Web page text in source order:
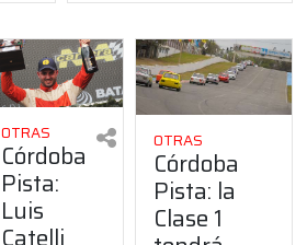
OTRAS
Córdoba
Pista:
Luis
Catelli
OTRAS
Córdoba
Pista: la
Clase 1